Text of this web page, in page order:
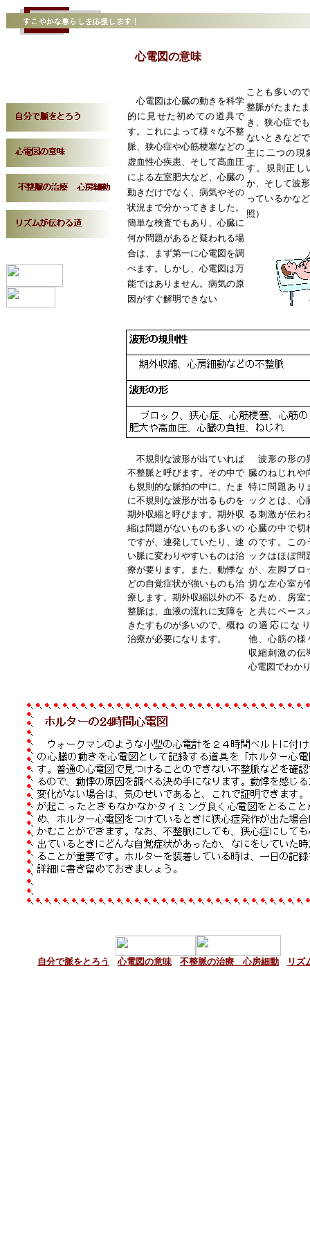
心電図の意味
心電図は心臓の動きを科学
的に見せた初めての道具で
す。これによって様々な不整
脈、狭心症や心筋梗塞などの
虚血性心疾患、そして高血圧
による左室肥大など、心臓の
動きだけでなく、病気やその
状況まで分かってきました。
簡単な検査でもあり、心臓に
何か問題があると疑われる場
合は、まず第一に心電図を調
べます。しかし、心電図は万
能ではありません。病気の原
因がすぐ解明できない
ことも多いの
整脈がたまた
き、狭心症で
ないときなど
主に二つの現
す。規則正し
か、そして波
っているかな
照）
不規則な波形が出ていれば
不整脈と呼びます。その中で
も規則的な脈拍の中に、たま
に不規則な波形が出るものを
期外収縮と呼びます。期外収
縮は問題がないものも多いの
ですが、連発していたり、速
い脈に変わりやすいものは治
療が要ります。また、動悸な
どの自覚症状が強いものも治
療します。期外収縮以外の不
整脈は、血液の流れに支障を
きたすものが多いので、概ね
治療が必要になります。
波形の形の
臓のねじれや
特に問題あり
ックとは、心
る刺激が伝わ
心臓の中で切
のです。この
ックはほぼ問
が、左脚ブロ
切な左心室が
るため、房室
と共にペース
の適応にな
他、心筋の様
収縮刺激の伝
心電図でわか
自分で脈をとろう |心電図の意味| 不整脈の治療 心房細動 リズ